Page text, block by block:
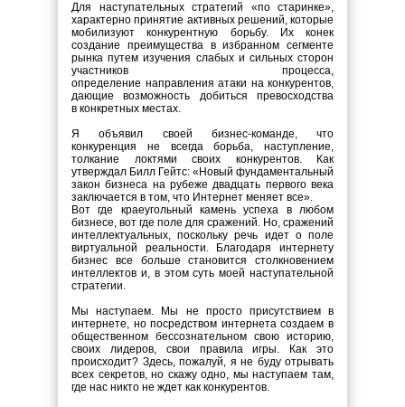
Для наступательных стратегий «по старинке»,
характерно принятие активных решений, которые
мобилизуют конкурентную борьбу. Их конек
создание преимущества в избранном сегменте
рынка путем изучения слабых и сильных сторон
участников процесса,
определение направления атаки на конкурентов,
дающие возможность добиться превосходства
в конкретных местах.
Я объявил своей бизнес-команде, что
конкуренция не всегда борьба, наступление,
толкание локтями своих конкурентов. Как
утверждал Билл Гейтс: «Новый фундаментальный
закон бизнеса на рубеже двадцать первого века
заключается в том, что Интернет меняет все».
Вот где краеугольный камень успеха в любом
бизнесе, вот где поле для сражений. Но, сражений
интеллектуальных, поскольку речь идет о поле
виртуальной реальности. Благодаря интернету
бизнес все больше становится столкновением
интеллектов и, в этом суть моей наступательной
стратегии.
Мы наступаем. Мы не просто присутствием в
интернете, но посредством интернета создаем в
общественном бессознательном свою историю,
своих лидеров, свои правила игры. Как это
происходит? Здесь, пожалуй, я не буду отрывать
всех секретов, но скажу одно, мы наступаем там,
где нас никто не ждет как конкурентов.